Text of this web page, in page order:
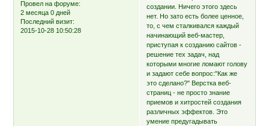
Провел на форуме:
2 месяца 0 дней
Последний визит:
2015-10-28 10:50:28
создании. Ничего этого здесь
нет. Но зато есть более ценное,
то, с чем сталкивался каждый
начинающий веб-мастер,
приступая к созданию сайтов -
решение тех задач, над
которыми многие ломают голову
и задают себе вопрос:"Как же
это сделано?" Верстка веб-
страниц - не просто знание
приемов и хитростей создания
различных эффектов. Это
умение предугадывать